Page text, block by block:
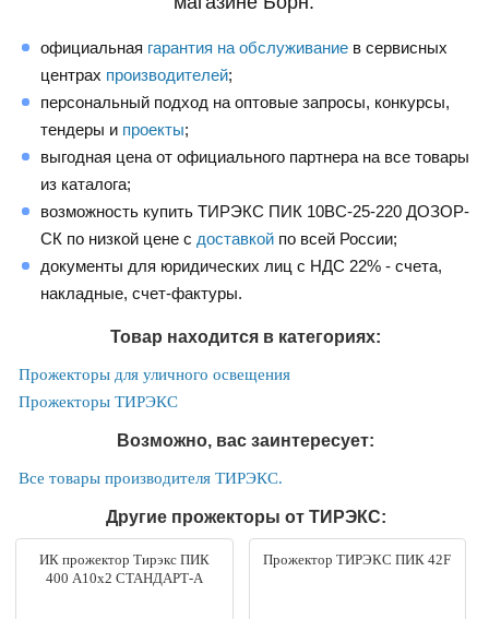
официальная гарантия на обслуживание в сервисных
центрах производителей;
персональный подход на оптовые запросы, конкурсы,
тендеры и проекты;
выгодная цена от официального партнера на все товары
из каталога;
возможность купить ТИРЭКС ПИК 10ВС-25-220 ДОЗОР-
СК по низкой цене с доставкой по всей России;
документы для юридических лиц с НДС 22% - счета,
накладные, счет-фактуры.
Товар находится в категориях:
Прожекторы для уличного освещения
Прожекторы ТИРЭКС
Возможно, вас заинтересует:
Все товары производителя ТИРЭКС.
Другие прожекторы от ТИРЭКС:
ИК прожектор Тирэкс ПИК
400 А10х2 СТАНДАРТ-А
Прожектор ТИРЭКС ПИК 42F